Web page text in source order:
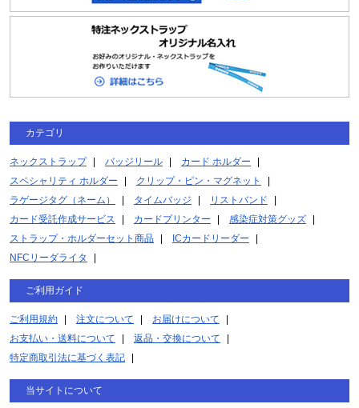
カテゴリ
ネックストラップ バッジリール
カード ホルダー
スペシャリティ ホルダー
クリップ・ピン・マグネット
ラゲージタグ（ネーム）
タイムバッジ
リストバンド
カード受託作成サービス
カードプリンター
感染症対策グッズ
ストラップ・ホルダーセット商品
ICカードリーダー
NFCリーダライタ
ご利用ガイド
ご利用規約 注文について
お届けについて
お支払い・送料について
返品・交換について
特定商取引法に基づく表記
当サイトについて